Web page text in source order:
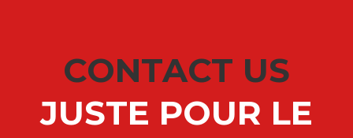
CONTACT US
JUSTE POUR LE